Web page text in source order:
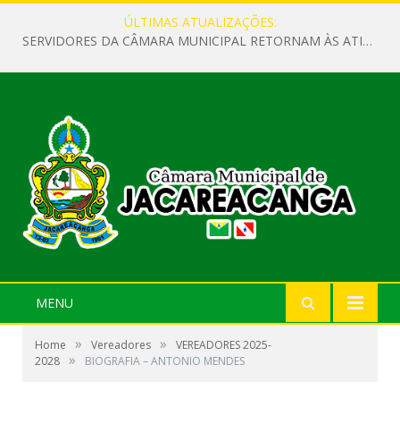
ÚLTIMAS ATUALIZAÇÕES:
SERVIDORES DA CÂMARA MUNICIPAL RETORNAM ÀS ATIVIDADES APÓS O RECESSO PARLAMENTAR
MENU
Home » Vereadores »
VEREADORES 2025-
2028 » BIOGRAFIA – ANTONIO MENDES